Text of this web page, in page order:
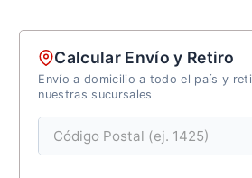
Calcular Envío y Retiro
Envío a domicilio a todo el país y
nuestras sucursales